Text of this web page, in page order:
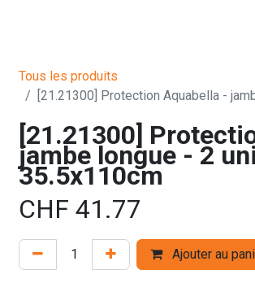
Tous les produits
[21.21300] Protection Aquabella -
[21.21300]
jambe longue - 2
35.5x110cm
CHF 41.77
Ajouter au